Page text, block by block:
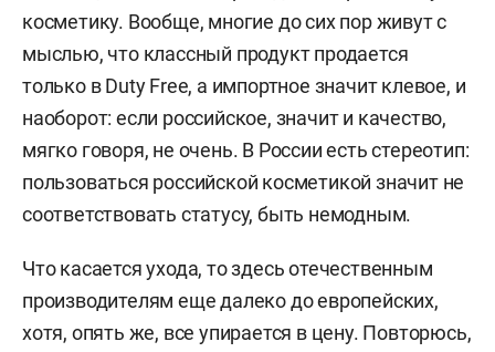
косметику. Вообще, многие до сих пор живут с
мыслью, что классный продукт продается
только в Duty Free, а импортное значит клевое, и
наоборот: если российское, значит и качество,
мягко говоря, не очень. В России есть стереотип:
пользоваться российской косметикой значит не
соответствовать статусу, быть немодным.
Что касается ухода, то здесь отечественным
производителям еще далеко до европейских,
хотя, опять же, все упирается в цену. Повторюсь,